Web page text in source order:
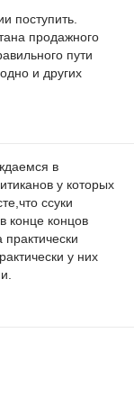
поступить.
продажного
пути
и других
в
у которых
ссуки
конце концов
у них